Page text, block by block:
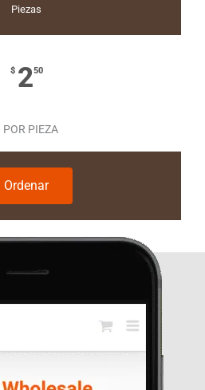
Piezas
$ 250
POR PIEZA
Ordenar